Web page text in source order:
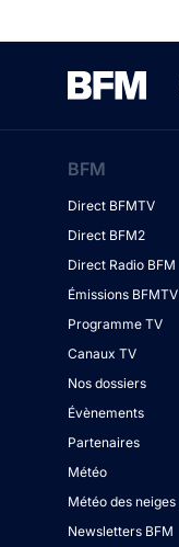
BFM
Direct BFMTV
Direct BFM2
Direct Radio BFM
Émissions BFMTV
Programme TV
Canaux TV
Nos dossiers
Évènements
Partenaires
Météo
Météo des neiges
Newsletters BFM